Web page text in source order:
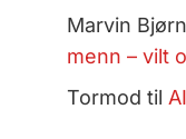
Marvin
menn – vilt
Tormod til